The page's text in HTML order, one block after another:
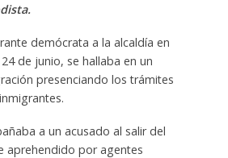
demócrata a la alcaldía en
de junio, se hallaba en un
presenciando los trámites
a un acusado al salir del
aprehendido por agentes